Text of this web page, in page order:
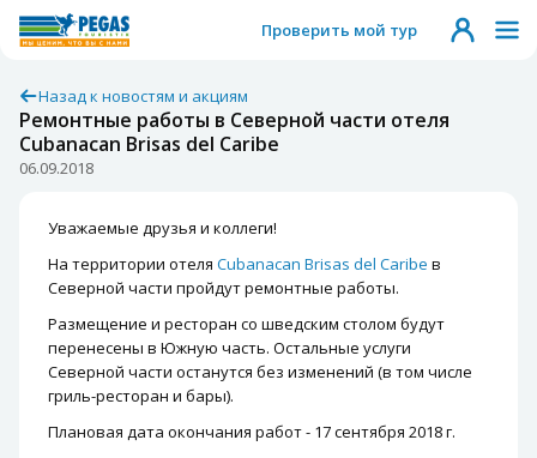
Проверить мой тур
Назад к новостям и акциям
Ремонтные работы в Северной части отеля
Cubanacan Brisas del Caribe
06.09.2018
Уважаемые друзья и коллеги!
На территории отеля Cubanacan Brisas del Caribe в
Северной части пройдут ремонтные работы.
Размещение и ресторан со шведским столом будут
перенесены в Южную часть. Остальные услуги
Северной части останутся без изменений (в том числе
гриль-ресторан и бары).
Плановая дата окончания работ - 17 сентября 2018 г.